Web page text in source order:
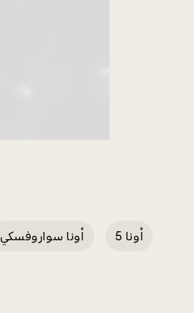
أونا 5 أونا سواروفسكي